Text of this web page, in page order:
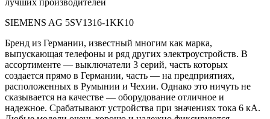
SIEMENS AG 5SV1316-1KK10
Бренд из Германии, известный многим как марка,
выпускающая телефоны и ряд других электроустройств. В
ассортименте — выключатели 3 серий, часть которых
создается прямо в Германии, часть — на предприятиях,
расположенных в Румынии и Чехии. Однако это ничуть не
сказывается на качестве — оборудование отличное и
надежное. Срабатывают устройства при значениях тока 6 кА.